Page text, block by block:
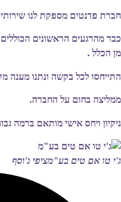
חברת פדנטים מספקת לנו שירותי
כבר מהרגעים הראשונים
מן הכלל .
התייחסו לכל בקשה ונתנו מענה
ממליצה בחום על החברה.
ניקיון ויחס אישי מותאם ברמה
ג'י טו אם טים בע"מציפי ג'וסף